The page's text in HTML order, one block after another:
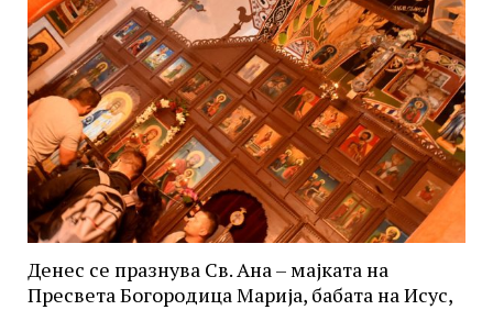
Денес се празнува Св. Ана – мајката на
Пресвета Богородица Марија, бабата на Исус,